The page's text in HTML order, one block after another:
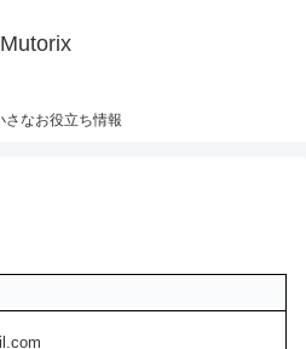
Mutorix
さなお役立ち情報